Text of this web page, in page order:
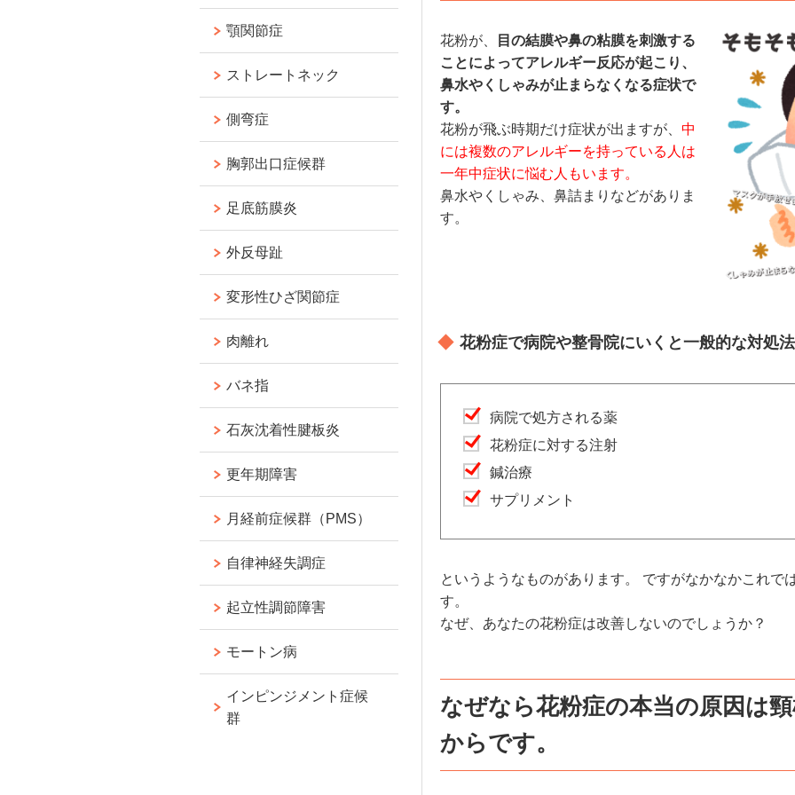
花粉が、
目の結膜や鼻の粘膜を刺激する
ことによってアレルギー反応が起こり、
鼻水やくしゃみが止まらなくなる症状で
す。
花粉が飛ぶ時期だけ症状が出ますが、 中
には複数のアレルギーを持っている人は
一年中症状に悩む人もいます。
鼻水やくしゃみ、鼻詰まりなどがありま
す。
花粉症で病院や整骨院にいくと一般的な対処
病院で処方される薬
花粉症に対する注射
鍼治療
サプリメント
というようなものがあります。 ですがなかなかこれで
す。
なぜ、あなたの花粉症は改善しないのでしょうか？
なぜなら花粉症の本当の原因は
からです。
顎関節症
ストレートネック
側弯症
胸郭出口症候群
足底筋膜炎
外反母趾
変形性ひざ関節症
肉離れ
バネ指
石灰沈着性腱板炎
更年期障害
月経前症候群（PMS）
自律神経失調症
起立性調節障害
モートン病
インピンジメント症候
群